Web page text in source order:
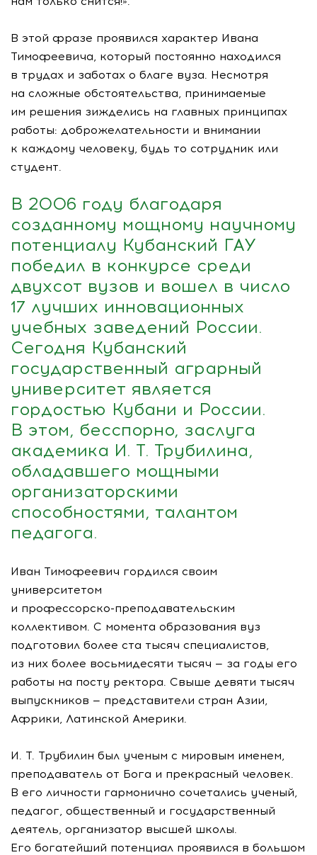
В этой фразе проявился характер Ивана
Тимофеевича, который постоянно находился
в трудах и заботах о благе вуза. Несмотря
на сложные обстоятельства, принимаемые
им решения зижделись на главных принципах
работы: доброжелательности и внимании
к каждому человеку, будь то сотрудник или
студент.
В 2006 году благодаря
созданному мощному научному
потенциалу Кубанский ГАУ
победил в конкурсе среди
двухсот вузов и вошел в число
17 лучших инновационных
учебных заведений России.
Сегодня Кубанский
государственный аграрный
университет является
гордостью Кубани и России.
В этом, бесспорно, заслуга
академика И. Т. Трубилина,
обладавшего мощными
организаторскими
способностями, талантом
педагога.
Иван Тимофеевич гордился своим
университетом
и профессорско-преподавательским
коллективом. С момента образования вуз
подготовил более ста тысяч специалистов,
из них более восьмидесяти тысяч — за годы его
работы на посту ректора. Свыше девяти тысяч
выпускников — представители стран Азии,
Африки, Латинской Америки.
И. Т. Трубилин был ученым с мировым именем,
преподаватель от Бога и прекрасный человек.
В его личности гармонично сочетались ученый,
педагог, общественный и государственный
деятель, организатор высшей школы.
Его богатейший потенциал проявился в большом